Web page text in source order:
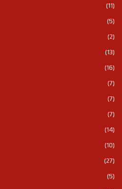
(11)
(5)
(2)
(13)
(16)
(7)
(7)
(7)
(14)
(10)
(27)
(5)